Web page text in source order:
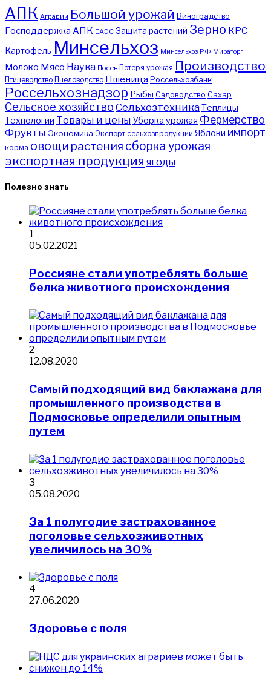
АПК Аграрии Большой урожай Виноградство
Господдержка АПК ЕАЭС Защита растений Зерно КРС
Картофель Минсельхоз Минсельхоз РФ Мираторг
Молоко Мясо Наука Посев Потеря урожая Производство
Птицеводство Пчеловодство Пшеница Россельхозбанк
Россельхознадзор Рыбы Садоводство Сахар
Сельское хозяйство СельхозтехникаТеплицы
Технологии Товары и цены Уборка урожая Фермерство
Фрукты Экономика Экспорт сельхозпродукции Яблоки импорт
корма овощи растения сборка урожая
экспортная продукция ягоды
Полезно знать
1
05.02.2021
Россияне стали употреблять больше
белка животного происхождения
2
12.08.2020
Самый подходящий вид баклажана для
промышленного производства в
Подмосковье определили опытным
путем
3
05.08.2020
За 1 полугодие застрахованное
поголовье сельхозживотных
увеличилось на 30%
4
27.06.2020
Здоровье с поля